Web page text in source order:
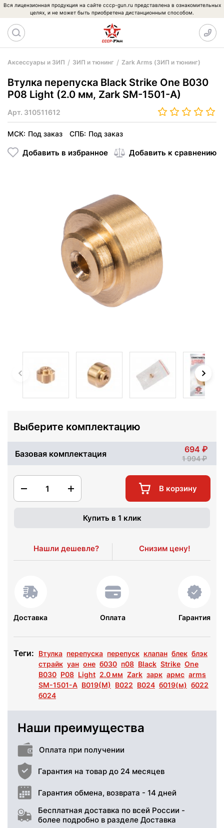
Вся лицензионная продукция на сайте cccp-gun.ru представлена в ознакомительных
целях, и не может быть приобретена дистанционным способом.
Аксессуары и ЗИП ЗИП и тюнинг Zark Arms (ЗИП и тюнинг)
Втулка перепуска Black Strike One B030
P08 Light (2.0 мм, Zark SM-1501-A)
Арт. 310511612
МСК: Под заказ СПБ: Под заказ
Добавить в избранное Добавить к сравнению
Выберите комплектацию
Базовая комплектация 694
1 994
1 В корзину
Купить в 1 клик
Нашли дешевле? Снизим цену!
Доставка Оплата Гарантия
Теги: Втулка перепуска перепуск клапан блек блэк
страйк уан оне б030 п08 Black Strike One
B030 P08 Light 2.0 мм Zark зарк армс arms
SM-1501-A B019(M) B022 B024 б019(м) б022
б024
Наши преимущества
Оплата при получении
Гарантия на товар до 24 месяцев
Гарантия обмена, возврата - 14 дней
Бесплатная доставка по всей России -
более подробно в разделе Доставка